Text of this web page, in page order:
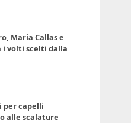
Maria Callas e
i volti scelti dalla
per capelli
alle scalature